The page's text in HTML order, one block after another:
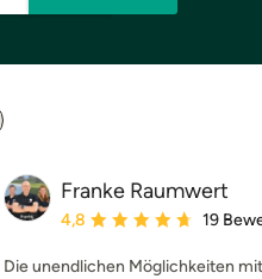
Franke Raumwert
Durchschnittliche
4,8 19
Die unendlichen Möglichkeiten